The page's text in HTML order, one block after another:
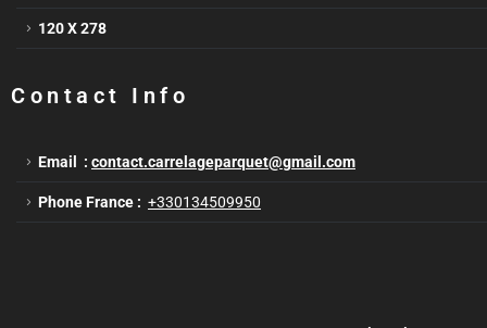
120 X 278
Contact Info
Email : contact.carrelageparquet@gmail.com
Phone France : +330134509950